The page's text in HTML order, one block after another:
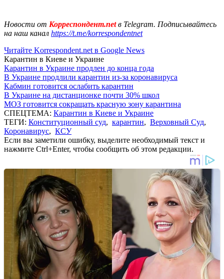
Новости от Корреспондент.netв Telegram. Подписывайтесь
на наш канал https://t.me/korrespondentnet
Читайте Korrespondent.net в Google News
Карантин в Киеве и Украине
Карантин в Украине продлен до конца года
В Украине продлили карантин из-за коронавируса
Кабмин готовится ослабить карантин
В Украине на дистанционке почти 30% школ
МОЗ готовится сокращать красную зону карантина
СПЕЦТЕМА: Карантин в Киеве и Украине
ТЕГИ: Конституционный суд, карантин, Верховный Суд,
Коронавирус, КСУ
Если вы заметили ошибку, выделите необходимый текст и
нажмите Ctrl+Enter, чтобы сообщить об этом редакции.